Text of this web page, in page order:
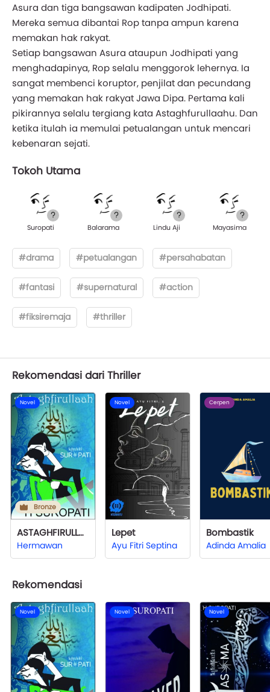
Asura dan tiga bangsawan kadipaten Jodhipati.
Mereka semua dibantai Rop tanpa ampun karena
memakan hak rakyat.
Setiap bangsawan Asura ataupun Jodhipati yang
menghadapinya, Rop selalu menggorok lehernya. Ia
sangat membenci koruptor, penjilat dan pecundang
yang memakan hak rakyat Jawa Dipa. Pertama kali
pikirannya selalu tergiang kata Astaghfurullaahu. Dan
ketika itulah ia memulai petualangan untuk mencari
kebenaran sejati.
Tokoh Utama
Suropati Balarama Lindu Aji Mayasima
#drama #petualangan #persahabatan
#fantasi #supernatural #action
#fiksiremaja #thriller
Rekomendasi dari Thriller
Novel
Bronze
ASTAGHFIRULLAAH (Suropati)
Hermawan
Novel
Lepet
Ayu Fitri Septina
Cerpen
Bombastik
Adinda Amalia
Rekomendasi
Novel Novel Novel